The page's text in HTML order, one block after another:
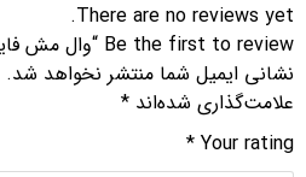
There are no reviews yet.
Be the first to review “وال مش فایبرگلاس”
نشانی ایمیل شما منتشر نخواهد شد.
علامت‌گذاری شده‌اند *
Your rating
*